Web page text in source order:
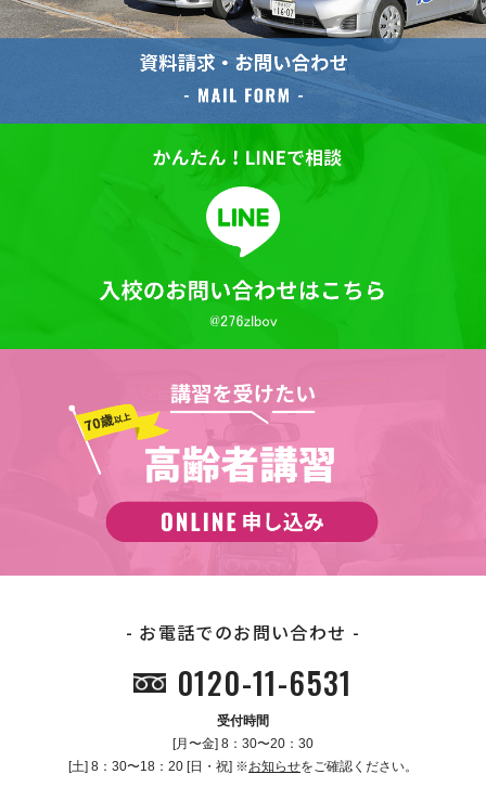
お電話でのお問い合わせ
0120-11-6531
受付時間
[月〜金] 8：30〜20：30
[土] 8：30〜18：20 [日・祝] ※お知らせをご確認ください。